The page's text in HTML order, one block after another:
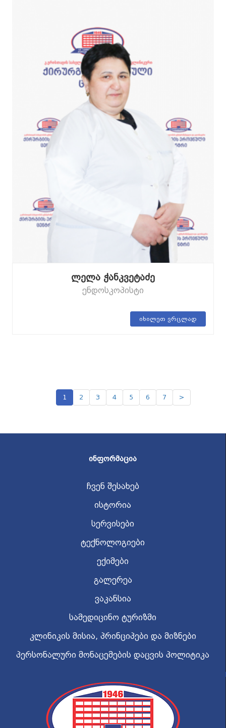
ლელა ჭანკვეტაძე
ენდოსკოპისტი
იხილეთ ვრცლად
1 2 3 4 5 6 7 >
ᲘᲜᲤᲝᲠᲛᲐᲪᲘᲐ
ჩვენ შესახებ
ისტორია
სერვისები
ტექნოლოგიები
ექიმები
გალერეა
ვაკანსია
სამედიცინო ტურიზმი
კლინიკის მისია, პრინციპები და მიზნები
პერსონალური მონაცემების დაცვის პოლიტიკა